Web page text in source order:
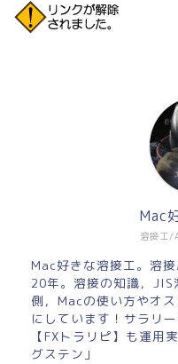
溶接工/
Mac
Mac好きな溶接工。溶
20年。溶接の知識，JIS
側，Macの使い方やオ
にしています！サラリ
【FXトラリピ】も運用
グステン」